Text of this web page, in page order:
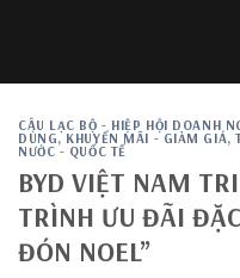
CÂU LẠC BỘ - HIỆP HỘI DOANH
DÙNG, KHUYẾN MÃI - GIẢM GIÁ,
NƯỚC - QUỐC TẾ
BYD VIỆT NAM
TRÌNH ƯU ĐÃI
ĐÓN NOEL”